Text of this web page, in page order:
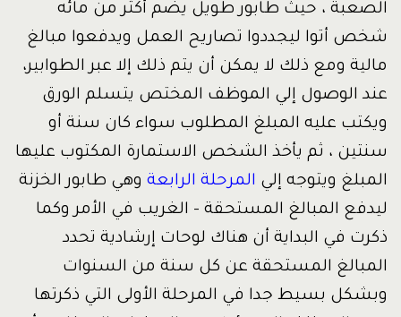
الصعبة ، حيث طابور طويل يضم أكثر من مائه
شخص أتوا ليجددوا تصاريح العمل ويدفعوا مبالغ
مالية ومع ذلك لا يمكن أن يتم ذلك إلا عبر الطوابير،
عند الوصول إلي الموظف المختص يتسلم الورق
ويكتب عليه المبلغ المطلوب سواء كان سنة أو
سنتين ، ثم يأخذ الشخص الاستمارة المكتوب عليها
المبلغ ويتوجه إلي المرحلة الرابعة وهي طابور الخزنة
ليدفع المبالغ المستحقة – الغريب في الأمر وكما
ذكرت في البداية أن هناك لوحات إرشادية تحدد
المبالغ المستحقة عن كل سنة من السنوات
وبشكل بسيط جدا في المرحلة الأولى التي ذكرتها